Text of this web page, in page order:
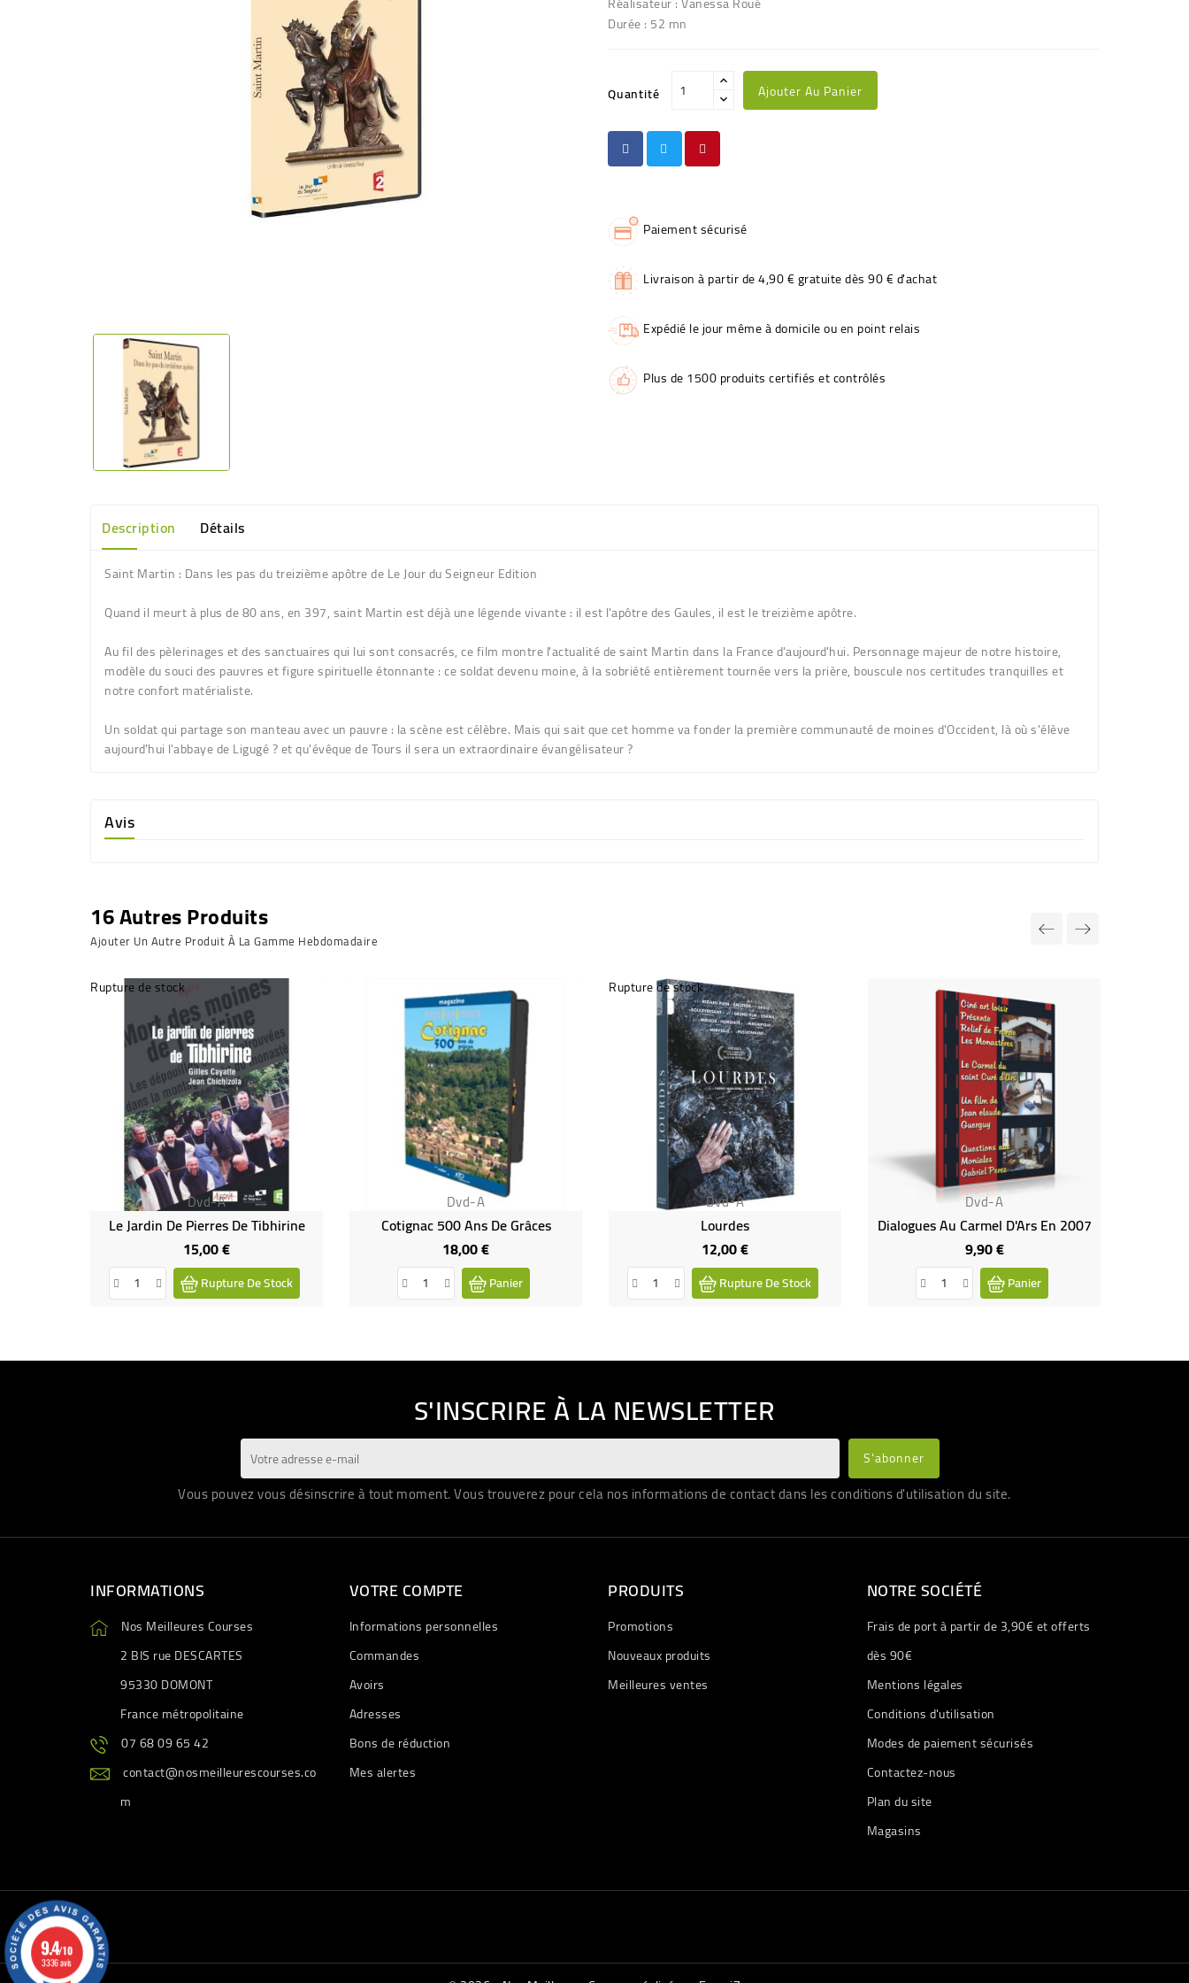
Durée : 52 mn
Quantité Ajouter Au Panier
Paiement sécurisé
Livraison à partir de 4,90 € gratuite dès 90 € d'achat
Expédié le jour même à domicile ou en point relais
Plus de 1500 produits certifiés et contrôlés
Description Détails
Saint Martin : Dans les pas du treizième apôtre de Le Jour du Seigneur Edition
Quand il meurt à plus de 80 ans, en 397, saint Martin est déjà une légende vivante : il est l'apôtre des Gaules, il est le treizième apôtre.
Au fil des pèlerinages et des sanctuaires qui lui sont consacrés, ce film montre l'actualité de saint Martin dans la France d'aujourd'hui. Personnage majeur de notre histoire,
modèle du souci des pauvres et figure spirituelle étonnante : ce soldat devenu moine, à la sobriété entièrement tournée vers la prière, bouscule nos certitudes tranquilles et
notre confort matérialiste.
Un soldat qui partage son manteau avec un pauvre : la scène est célèbre. Mais qui sait que cet homme va fonder la première communauté de moines d'Occident, là où s'élève
aujourd'hui l'abbaye de Ligugé ? et qu'évêque de Tours il sera un extraordinaire évangélisateur ?
Avis
16 Autres Produits
Ajouter Un Autre Produit À La Gamme Hebdomadaire
Rupture de stock
Dvd-A
Le Jardin De Pierres De Tibhirine
15,00 €Prix
Rupture De Stock
Dvd-A
Cotignac 500 Ans De Grâces
18,00 €Prix
Panier
Rupture de stock
Dvd-A
Lourdes
12,00 €Prix
Rupture De Stock
Dvd-A
Dialogues Au Carmel D'Ars En 2007
9,90 €Prix
Panier
S'INSCRIRE À LA NEWSLETTER
Vous pouvez vous désinscrire à tout moment. Vous trouverez pour cela nos informations de contact dans les conditions d'utilisation du site.
INFORMATIONS
Nos Meilleures Courses
2 BIS rue DESCARTES
95330 DOMONT
France métropolitaine
07 68 09 65 42
contact@nosmeilleurescourses.co
m
VOTRE COMPTE
Informations personnelles
Commandes
Avoirs
Adresses
Bons de réduction
Mes alertes
PRODUITS
Promotions
Nouveaux produits
Meilleures ventes
NOTRE SOCIÉTÉ
Frais de port à partir de 3,90€ et offerts
dès 90€
Mentions légales
Conditions d'utilisation
Modes de paiement sécurisés
Contactez-nous
Plan du site
Magasins
9.4/10
3336 avis